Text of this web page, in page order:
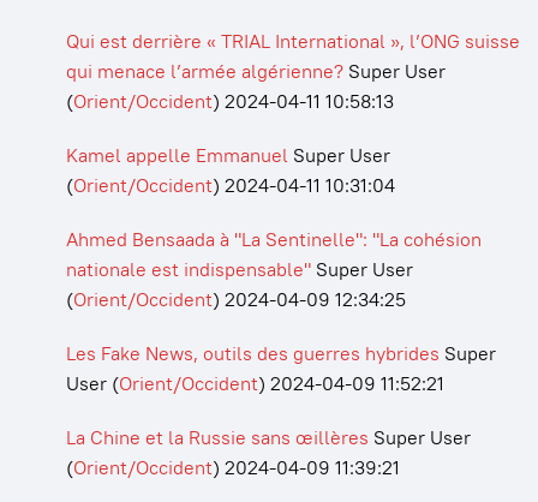
Qui est derrière « TRIAL International », l’ONG suisse
qui menace l’armée algérienne? Super User
(Orient/Occident) 2024-04-11 10:58:13
Kamel appelle Emmanuel Super User
(Orient/Occident) 2024-04-11 10:31:04
Ahmed Bensaada à "La Sentinelle": "La cohésion
nationale est indispensable" Super User
(Orient/Occident) 2024-04-09 12:34:25
Les Fake News, outils des guerres hybrides Super
User (Orient/Occident) 2024-04-09 11:52:21
La Chine et la Russie sans œillères Super User
(Orient/Occident) 2024-04-09 11:39:21